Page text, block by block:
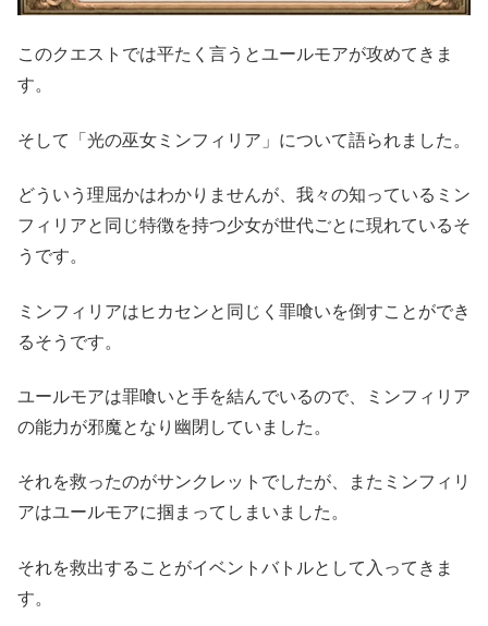
このクエストでは平たく言うとユールモアが攻めてきま
す。
そして「光の巫女ミンフィリア」について語られました。
どういう理屈かはわかりませんが、我々の知っているミン
フィリアと同じ特徴を持つ少女が世代ごとに現れているそ
うです。
ミンフィリアはヒカセンと同じく罪喰いを倒すことができ
るそうです。
ユールモアは罪喰いと手を結んでいるので、ミンフィリア
の能力が邪魔となり幽閉していました。
それを救ったのがサンクレットでしたが、またミンフィリ
アはユールモアに掴まってしまいました。
それを救出することがイベントバトルとして入ってきま
す。